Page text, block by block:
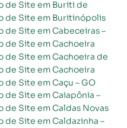
de Site em Caçu – GO